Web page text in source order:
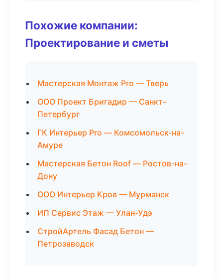
Похожие компании:
Проектирование и сметы
Мастерская Монтаж Pro — Тверь
ООО Проект Бригадир — Санкт-
Петербург
ГК Интерьер Pro — Комсомольск-на-
Амуре
Мастерская Бетон Roof — Ростов-на-
Дону
ООО Интерьер Кров — Мурманск
ИП Сервис Этаж — Улан-Удэ
СтройАртель Фасад Бетон —
Петрозаводск